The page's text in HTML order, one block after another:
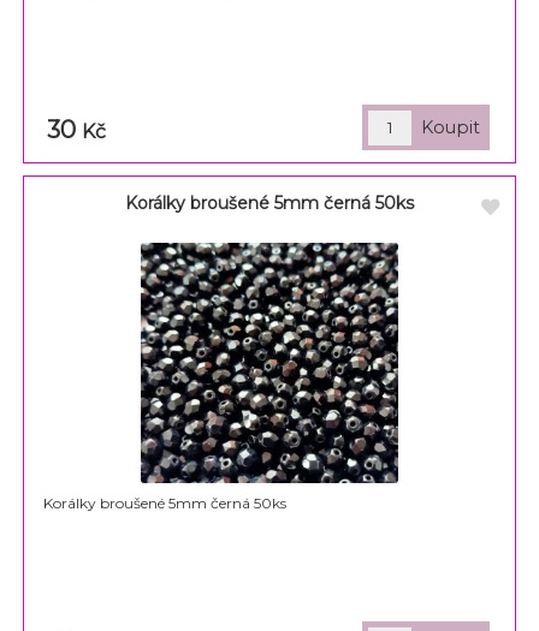
30 Kč
Korálky broušené 5mm černá 50ks
Korálky broušené 5mm černá 50ks